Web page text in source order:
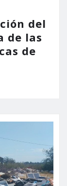
del
de las
de